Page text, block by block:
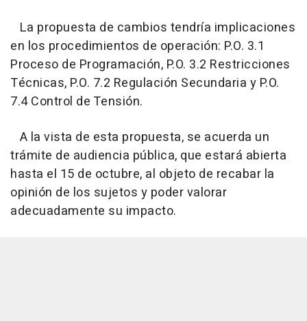
La propuesta de cambios tendría implicaciones
en los procedimientos de operación: P.O. 3.1
Proceso de Programación, P.O. 3.2 Restricciones
Técnicas, P.O. 7.2 Regulación Secundaria y P.O.
7.4 Control de Tensión.
A la vista de esta propuesta, se acuerda un
trámite de audiencia pública, que estará abierta
hasta el 15 de octubre, al objeto de recabar la
opinión de los sujetos y poder valorar
adecuadamente su impacto.